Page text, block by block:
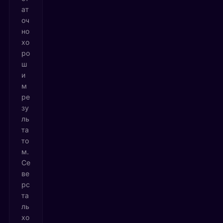
ат
оч
но
хо
ро
ш
и
м
ре
зу
ль
та
то
м.
Се
ве
рс
та
ль
хо